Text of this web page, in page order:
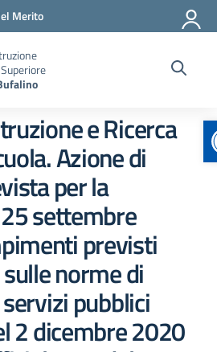
Merito
e Ricerca
Azione di
per la
settembre
previsti
norme di
pubblici
2 dicembre 2020